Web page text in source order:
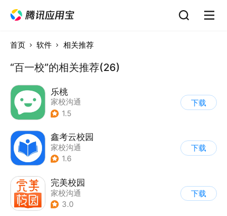
首页 软件 相关推荐
“百一校”的相关推荐(26)
乐桃
家校沟通
1.5
下载
鑫考云校园
家校沟通
1.6
下载
完美校园
家校沟通
3.0
下载